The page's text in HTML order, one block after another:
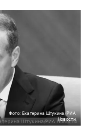
Фото: Екатерина Штукина/РИА
Новости